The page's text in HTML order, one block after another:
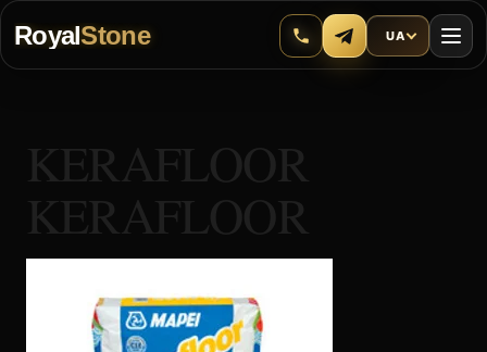
RoyalStone UA
KERAFLOOR
KERAFLOOR